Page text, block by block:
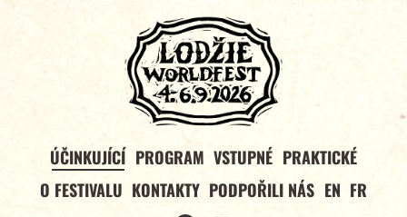
ÚČINKUJÍCÍ PROGRAM VSTUPNÉ PRAKTICKÉ
O FESTIVALU KONTAKTY PODPOŘILI NÁS EN FR